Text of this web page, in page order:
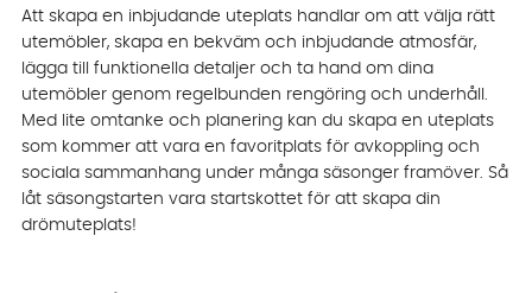
Att skapa en inbjudande uteplats handlar om att välja rätt
utemöbler, skapa en bekväm och inbjudande atmosfär,
lägga till funktionella detaljer och ta hand om dina
utemöbler genom regelbunden rengöring och underhåll.
Med lite omtanke och planering kan du skapa en uteplats
som kommer att vara en favoritplats för avkoppling och
sociala sammanhang under många säsonger framöver. Så
låt säsongstarten vara startskottet för att skapa din
drömuteplats!
inte dina uppgifter med tredje part. Läs mer i vår
integritetspolicy.
Jag godkänner att konversationen sparas
Starta chatten